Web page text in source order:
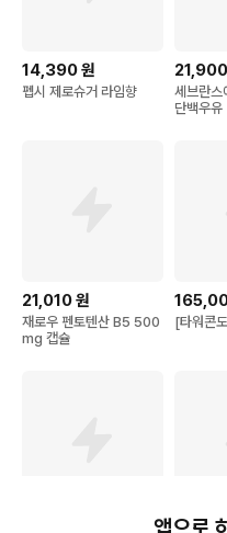
14,390원
펩시 제로슈거 라임향
21,900
세브란스
단백우유
21,010원
재로우 펜토텐산 B5 500
mg 캡슐
[타워콘
앱으로